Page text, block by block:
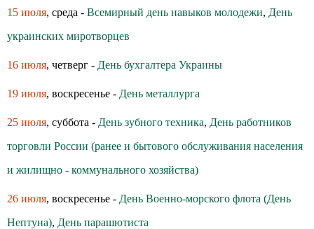
15 июля, среда - Всемирный день навыков молодежи, День
украинских миротворцев
16 июля, четверг - День бухгалтера Украины
19 июля, воскресенье - День металлурга
25 июля, суббота - День зубного техника, День работников
торговли России (ранее и бытового обслуживания населения
и жилищно - коммунального хозяйства)
26 июля, воскресенье - День Военно-морского флота (День
Нептуна), День парашютиста